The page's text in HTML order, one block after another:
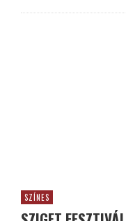
SZÍNES